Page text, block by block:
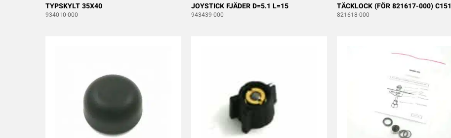
TYPSKYLT 35X40
934010-000
JOYSTICK FJÄDER D=5.1 L=15
943439-000
TÄCKLOCK (FÖR 821617-000) C151
821618-000